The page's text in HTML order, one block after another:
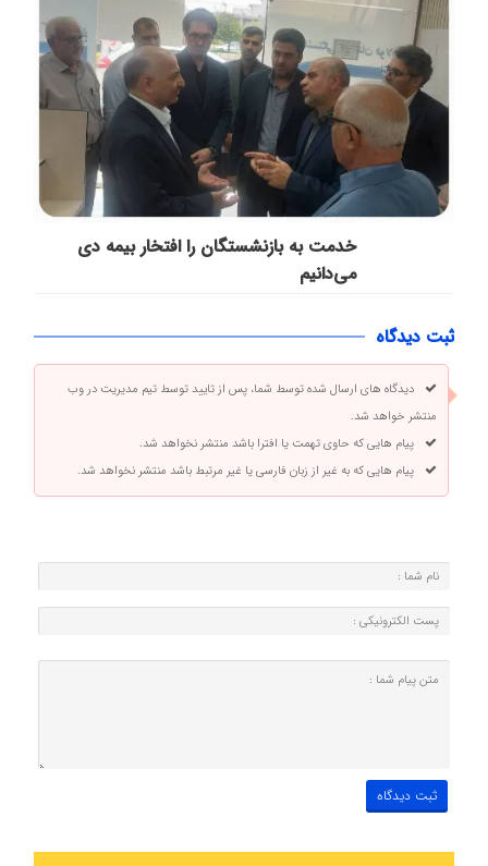
خدمت به بازنشستگان‌ را افتخار بیمه دی
می‌دانیم
ثبت دیدگاه
دیدگاه های ارسال شده توسط شما، پس از تایید توسط تیم مدیریت در وب
منتشر خواهد شد.
پیام هایی که حاوی تهمت یا افترا باشد منتشر نخواهد شد.
پیام هایی که به غیر از زبان فارسی یا غیر مرتبط باشد منتشر نخواهد شد.